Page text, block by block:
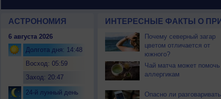
АСТРОНОМИЯ
6 августа 2026
Долгота дня: 14:48
Восход: 05:59
Заход: 20:47
24-й лунный день
ИНТЕРЕСНЫЕ ФАКТЫ О
Почему северный загар
цветом отличается от
южного?
Чай матча может помочь
аллергикам
Опасно ли разговаривать